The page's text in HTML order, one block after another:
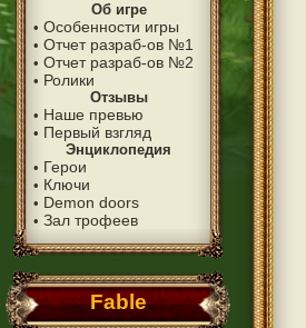
Об игре
• Особенности игры
• Отчет разраб-ов №1
• Отчет разраб-ов №2
• Ролики
Отзывы
• Наше превью
• Первый взгляд
Энциклопедия
• Герои
• Ключи
• Demon doors
• Зал трофеев
Fable